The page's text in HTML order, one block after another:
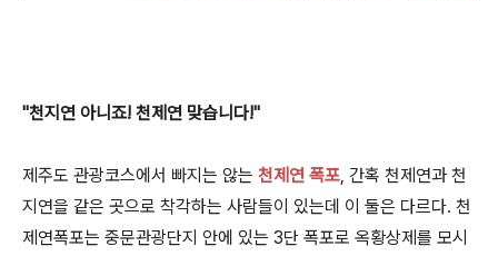
"천지연 아니죠! 천제연 맞습니다!"
제주도 관광코스에서 빠지는 않는 천제연 폭포 , 간혹 천제연과 천
지연을 같은 곳으로 착각하는 사람들이 있는데 이 둘은 다르다. 천
제연폭포는 중문관광단지 안에 있는 3단 폭포로 옥황상제를 모시